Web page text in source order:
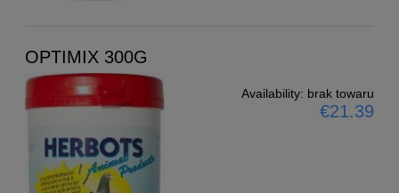
OPTIMIX 300G
Availability: brak towaru
€21.39